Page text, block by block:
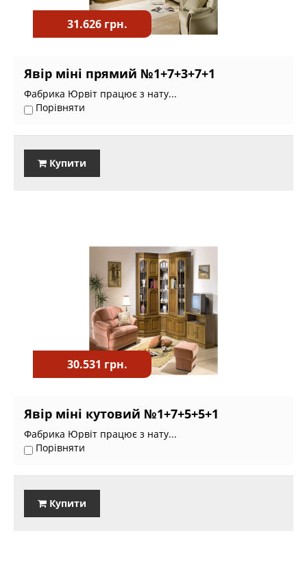
31.626 грн.
Явір міні прямий №1+7+3+7+1
Фабрика Юрвіт працює з нату...
Порівняти
Купити
30.531 грн.
Явір міні кутовий №1+7+5+5+1
Фабрика Юрвіт працює з нату...
Порівняти
Купити